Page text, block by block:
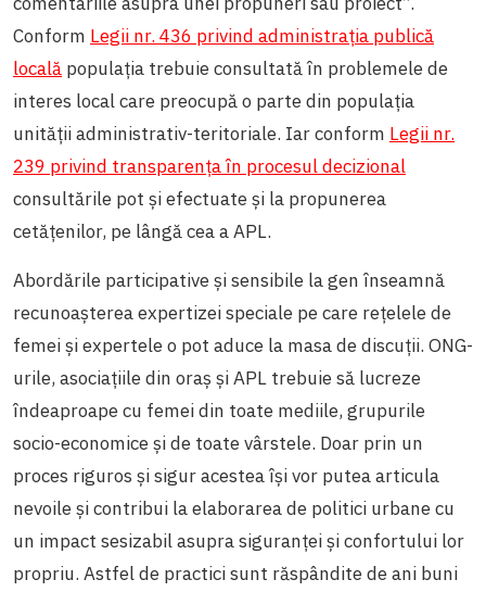
Conform Legii nr. 436 privind administraţia publică
locală populația trebuie consultată în problemele de
interes local care preocupă o parte din populaţia
unităţii administrativ-teritoriale. Iar conform Legii nr.
239 privind transparenţa în procesul decizional
consultările pot și efectuate și la propunerea
cetățenilor, pe lângă cea a APL.
Abordările participative și sensibile la gen înseamnă
recunoașterea expertizei speciale pe care rețelele de
femei și expertele o pot aduce la masa de discuții. ONG-
urile, asociațiile din oraș și APL trebuie să lucreze
îndeaproape cu femei din toate mediile, grupurile
socio-economice și de toate vârstele. Doar prin un
proces riguros și sigur acestea își vor putea articula
nevoile și contribui la elaborarea de politici urbane cu
un impact sesizabil asupra siguranței și confortului lor
propriu. Astfel de practici sunt răspândite de ani buni